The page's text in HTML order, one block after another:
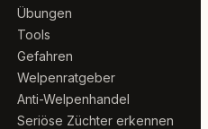
Übungen
Tools
Gefahren
Welpenratgeber
Anti-Welpenhandel
Seriöse Züchter erkennen